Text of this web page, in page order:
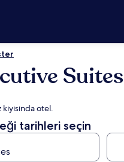
Suites
otel.
tarihleri seçin